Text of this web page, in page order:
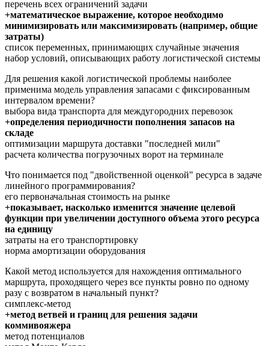
перечень всех ограничений задачи
+математическое выражение, которое необходимо
минимизировать или максимизировать (например, общие
затраты)
список переменных, принимающих случайные значения
набор условий, описывающих работу логистической системы
Для решения какой логистической проблемы наиболее
применима модель управления запасами с фиксированным
интервалом времени?
выбора вида транспорта для междугородних перевозок
+определения периодичности пополнения запасов на
складе
оптимизации маршрута доставки "последней мили"
расчета количества погрузочных ворот на терминале
Что понимается под "двойственной оценкой" ресурса в задаче
линейного программирования?
его первоначальная стоимость на рынке
+показывает, насколько изменится значение целевой
функции при увеличении доступного объема этого ресурса
на единицу
затраты на его транспортировку
норма амортизации оборудования
Какой метод используется для нахождения оптимального
маршрута, проходящего через все пункты ровно по одному
разу с возвратом в начальный пункт?
симплекс-метод
+метод ветвей и границ для решения задачи
коммивояжера
метод потенциалов